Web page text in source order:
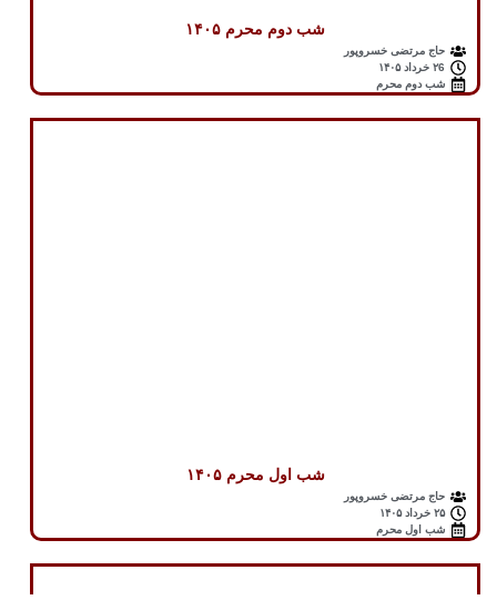
شب دوم محرم ۱۴۰۵
حاج مرتضی خسروپور
۲6 خرداد ۱۴۰۵
شب دوم محرم
شب اول محرم ۱۴۰۵
حاج مرتضی خسروپور
۲۵ خرداد ۱۴۰۵
شب اول محرم